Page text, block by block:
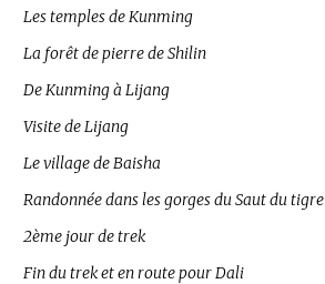
Les temples de Kunming
La forêt de pierre de Shilin
De Kunming à Lijang
Visite de Lijang
Le village de Baisha
Randonnée dans les gorges du Saut du tigre
2ème jour de trek
Fin du trek et en route pour Dali